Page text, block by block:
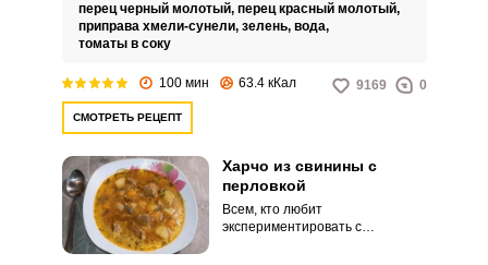
перец черный молотый, перец красный молотый,
приправа хмели-сунели, зелень, вода,
томаты в соку
100 мин 63.4 кКал 9169 0
СМОТРЕТЬ РЕЦЕПТ
Харчо из свинины с
перловкой
Всем, кто любит
экспериментировать с